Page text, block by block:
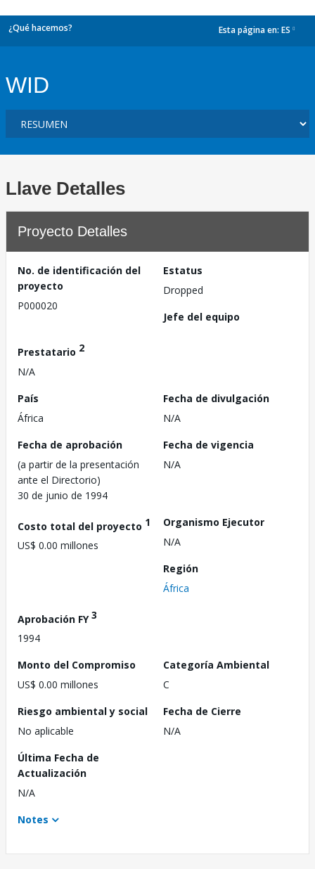
¿Qué hacemos? Esta página en: ES
WID
Llave Detalles
Proyecto Detalles
No. de identificación del
proyecto
P000020
Estatus
Dropped
Jefe del equipo
Prestatario 2
N/A
País
África
Fecha de divulgación
N/A
Fecha de aprobación
(a partir de la presentación
ante el Directorio)
30 de junio de 1994
Fecha de vigencia
N/A
Costo total del proyecto 1
US$ 0.00 millones
Organismo Ejecutor
N/A
Región
África
Aprobación FY3
1994
Monto del Compromiso
US$ 0.00 millones
Categoría Ambiental
C
Riesgo ambiental y social
No aplicable
Fecha de Cierre
N/A
Última Fecha de
Actualización
N/A
Notes